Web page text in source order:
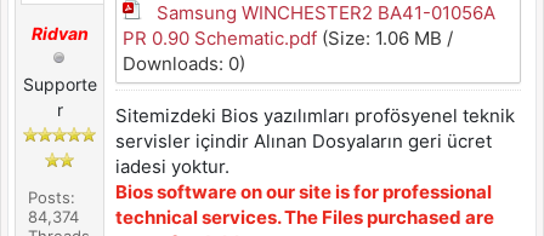
Ridvan
Supporte
r
Posts:
84,374
Samsung WINCHESTER2 BA41-01056A
PR 0.90 Schematic.pdf(Size: 1.06 MB /
Downloads: 0)
Sitemizdeki Bios yazılımları profösyenel teknik
servisler içindir Alınan Dosyaların geri ücret
iadesi yoktur.
Bios software on our site is for professional
technical services. The Files purchased are